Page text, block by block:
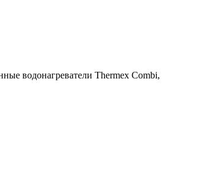
водонагреватели Thermex Combi,